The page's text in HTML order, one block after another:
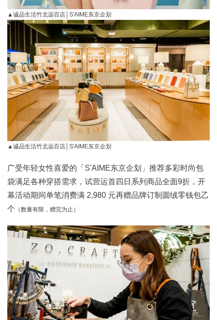
▲诚品生活竹北远百店│S'AIME东京企划
▲诚品生活竹北远百店│S'AIME东京企划
广受年轻女性喜爱的「S'AIME东京企划」推荐多彩时尚包
袋满足各种穿搭需求，试营运首四日系列商品全面9折，开
幕活动期间单笔消费满 2,980 元再赠品牌订制圆绒零钱包乙
个 （数量有限，赠完为止）